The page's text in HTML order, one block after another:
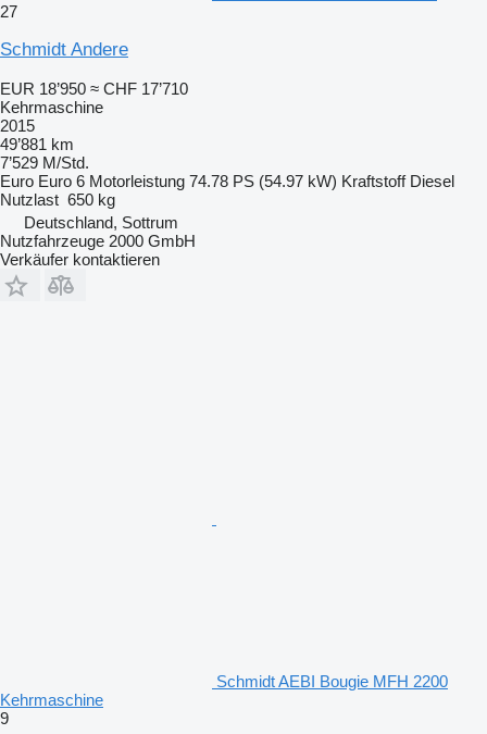
27
Schmidt Andere
EUR 18’950 ≈ CHF 17’710
Kehrmaschine
2015
49’881 km
7’529 M/Std.
Euro Euro 6 Motorleistung 74.78 PS (54.97 kW) Kraftstoff Diesel
Nutzlast 650 kg
Deutschland, Sottrum
Nutzfahrzeuge 2000 GmbH
Verkäufer kontaktieren
Schmidt AEBI Bougie MFH 2200
Kehrmaschine
9